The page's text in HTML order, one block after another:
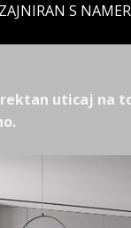
S
uticaj na